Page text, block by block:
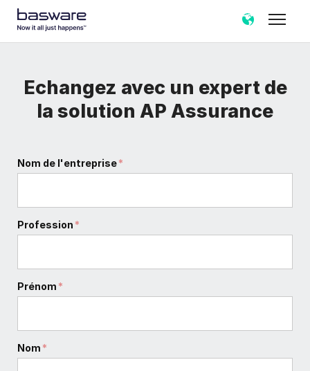
Echangez avec un expert de
la solution AP Assurance
Nom de l'entreprise*
Profession *
Prénom *
Nom *